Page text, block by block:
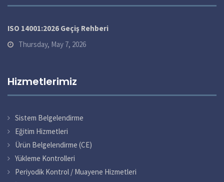
ISO 14001:2026 Geçiş Rehberi
Thursday, May 7, 2026
Hizmetlerimiz
Sistem Belgelendirme
Eğitim Hizmetleri
Ürün Belgelendirme (CE)
Yükleme Kontrolleri
Periyodik Kontrol / Muayene Hizmetleri